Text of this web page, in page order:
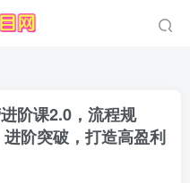
阶课2.0，流程规
阶突破，打造高盈利